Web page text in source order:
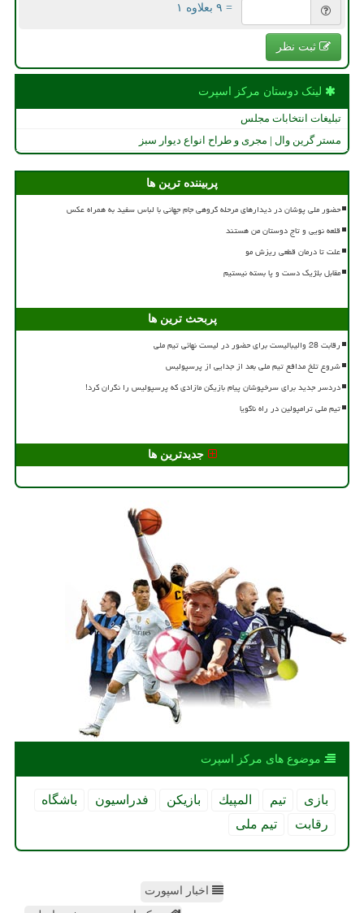
= ۹ بعلاوه ۱
ثبت نظر
لینک دوستان مركز اسپرت
تبلیغات انتخابات مجلس
مستر گرین وال | مجری و طراح انواع دیوار سبز
پربیننده ترین ها
حضور ملی پوشان در دیدارهای مرحله گروهی جام جهانی با لباس سفید به همراه عکس
قلعه نویی و تاج دوستان من هستند
علت تا درمان قطعی ریزش مو
مقابل بلژیک دست و پا بسته نیستیم
پربحث ترین ها
رقابت 28 والیبالیست برای حضور در لیست نهائی تیم ملی
شروع تلخ مدافع تیم ملی بعد از جدایی از پرسپولیس
دردسر جدید برای سرخپوشان پیام بازیکن مازادی که پرسپولیس را نگران کرد!
تیم ملی ترامپولین در راه ناگویا
جدیدترین ها
موضوع های مركز اسپرت
بازی تیم المپیك بازیكن فدراسیون
باشگاه
رقابت
تیم ملی
اخبار اسپورت